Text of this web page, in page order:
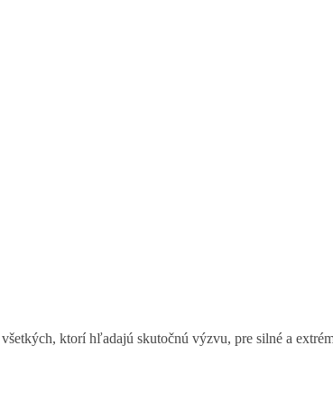
ktorí hľadajú skutočnú výzvu, pre silné a